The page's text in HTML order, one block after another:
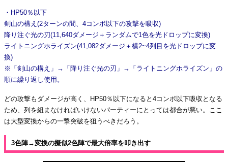
・HP50％以下
剣山の構え(2ターンの間、4コンボ以下の攻撃を吸収)
降り注ぐ光の刃(11,640ダメージ＋ランダムで1色を光ドロップに変換)
ライトニングホライズン(41,082ダメージ＋横2~4列目を光ドロップに変
換)
※「剣山の構え」→「降り注ぐ光の刃」→「ライトニングホライズン」の
順に繰り返し使用。
どの攻撃もダメージが高く、HP50％以下になると4コンボ以下吸収となる
ため、列を組まなければいけないパーティーにとっては都合が悪い。ここ
は大型変換からの一撃突破を狙うべきだろう。
3色陣→変換の擬似2色陣で最大倍率を叩き出す